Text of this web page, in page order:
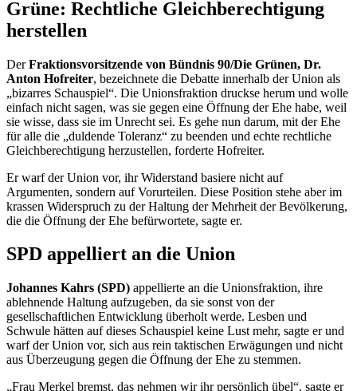
Grüne: Rechtliche Gleichberechtigung
herstellen
DerFraktionsvorsitzende von Bündnis 90/Die Grünen, Dr.
Anton Hofreiter, bezeichnete die Debatte innerhalb der Union als
„bizarres Schauspiel“. Die Unionsfraktion druckse herum und wolle
einfach nicht sagen, was sie gegen eine Öffnung der Ehe habe, weil
sie wisse, dass sie im Unrecht sei. Es gehe nun darum, mit der Ehe
für alle die „duldende Toleranz“ zu beenden und echte rechtliche
Gleichberechtigung herzustellen, forderte Hofreiter.
Er warf der Union vor, ihr Widerstand basiere nicht auf
Argumenten, sondern auf Vorurteilen. Diese Position stehe aber im
krassen Widerspruch zu der Haltung der Mehrheit der Bevölkerung,
die die Öffnung der Ehe befürwortete, sagte er.
SPD appelliert an die Union
Johannes Kahrs (SPD) appellierte an die Unionsfraktion, ihre
ablehnende Haltung aufzugeben, da sie sonst von der
gesellschaftlichen Entwicklung überholt werde. Lesben und
Schwule hätten auf dieses Schauspiel keine Lust mehr, sagte er und
warf der Union vor, sich aus rein taktischen Erwägungen und nicht
aus Überzeugung gegen die Öffnung der Ehe zu stemmen.
„Frau Merkel bremst, das nehmen wir ihr persönlich übel“, sagte er